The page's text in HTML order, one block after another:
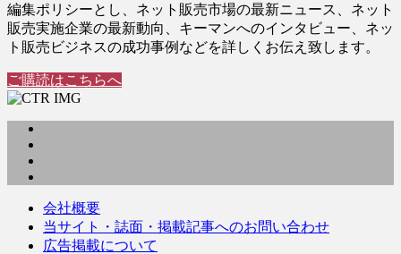
編集ポリシーとし、ネット販売市場の最新ニュース、ネット
販売実施企業の最新動向、キーマンへのインタビュー、ネッ
ト販売ビジネスの成功事例などを詳しくお伝え致します。
ご購読はこちらへ
会社概要
当サイト・誌面・掲載記事へのお問い合わせ
広告掲載について